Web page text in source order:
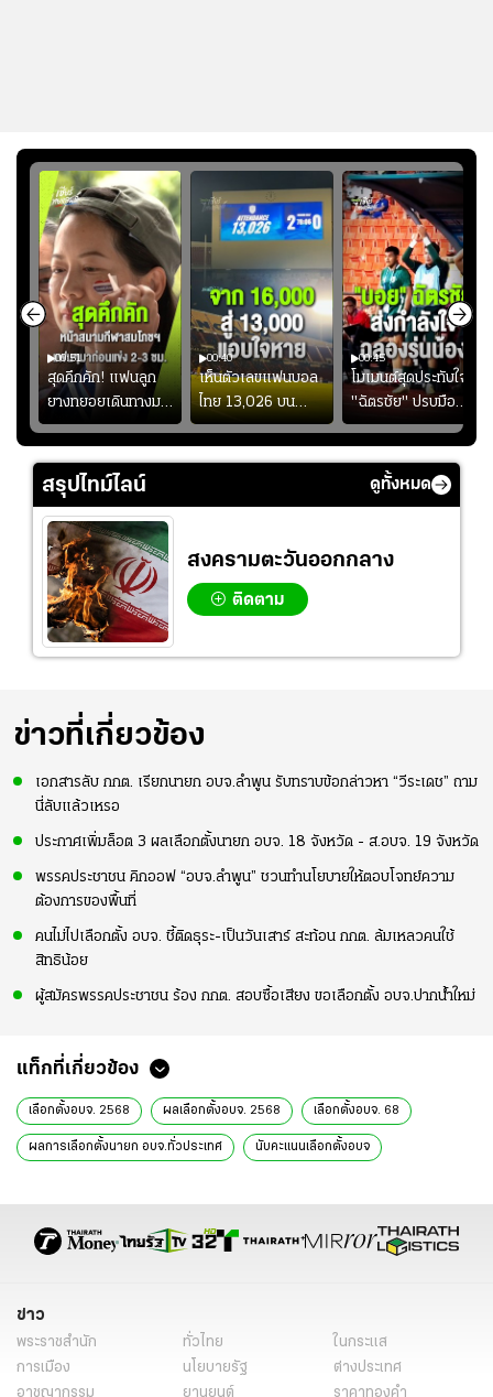
00:51
สุดคึกคัก! แฟนลูก
ยางทยอยเดินทางมา
หน้าสนามกีฬา
สมโภชฯ กันอย่าง
คึกคัก ก่อนเกมเริ่ม
2-3 ชั่วโมง
00:40
เห็นตัวเลขแฟนบอล
ไทย 13,026 บน
สกอร์บอร์ดแล้วแอบ
ใจหาย น้อยกว่านัดที่
00:45
โมเมนต์สุดประทับใจ!
"ฉัตรชัย" ปรบมือ
ฉลองประตูแรกให้
ดาวรุ่ง "เจะฮานาฟี"
ในสีเสื้อช้างศึกชุด
สรุปไทม์ไลน์ ดูทั้งหมด
สงครามตะวันออกกลาง
ติดตาม
ข่าวที่เกี่ยวข้อง
เอกสารลับ กกต. เรียกนายก อบจ.ลำพูน รับทราบข้อกล่าวหา “วีระเดช” ถาม
นี่ลับแล้วเหรอ
ประกาศเพิ่มล็อต 3 ผลเลือกตั้งนายก อบจ. 18 จังหวัด - ส.อบจ. 19 จังหวัด
พรรคประชาชน คิกออฟ “อบจ.ลำพูน” ชวนทำนโยบายให้ตอบโจทย์ความ
ต้องการของพื้นที่
คนไม่ไปเลือกตั้ง อบจ. ชี้ติดธุระ-เป็นวันเสาร์ สะท้อน กกต. ล้มเหลวคนใช้
สิทธิน้อย
ผู้สมัครพรรคประชาชน ร้อง กกต. สอบซื้อเสียง ขอเลือกตั้ง อบจ.ปากน้ำใหม่
แท็กที่เกี่ยวข้อง
เลือกตั้งอบจ. 2568 ผลเลือกตั้งอบจ. 2568 เลือกตั้งอบจ. 68
ผลการเลือกตั้งนายก อบจ.ทั่วประเทศ นับคะแนนเลือกตั้งอบจ
นายกองค์การบริหารส่วนจังหวัด เลือกตั้งนายก อบจ.
ข่าวการเมือง ไทยรัฐ ข่าวด่วน ข่าววันนี้ ข่าวการเมือง
ข่าว
พระราชสำนัก ทั่วไทย
ในกระแส
การเมือง
นโยบายรัฐ
ต่างประเทศ
อาชญากรรม
ยานยนต์ ราคาทองคำ